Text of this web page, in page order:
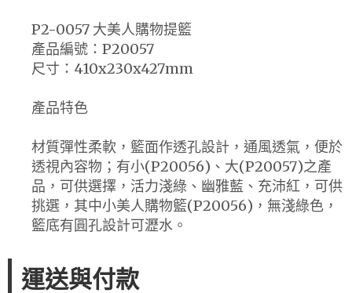
P2-0057 大美人購物提籃
產品編號：P20057
尺寸：410x230x427mm
產品特色
材質彈性柔軟，籃面作透孔設計，通風透氣，便於
透視內容物；有小(P20056)、大(P20057)之產
品，可供選擇，活力淺綠、幽雅藍、充沛紅，可供
挑選，其中小美人購物籃(P20056)，無淺綠色，
籃底有圓孔設計可瀝水。
運送與付款